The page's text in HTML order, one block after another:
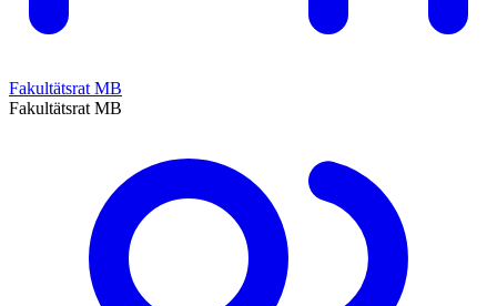
Fakultätsrat MB
Fakultätsrat MB